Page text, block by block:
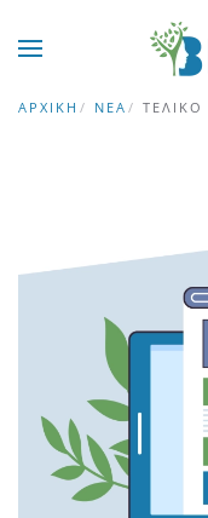
Skip to main
ΑΡΧΙΚΉ ΝΈΑ